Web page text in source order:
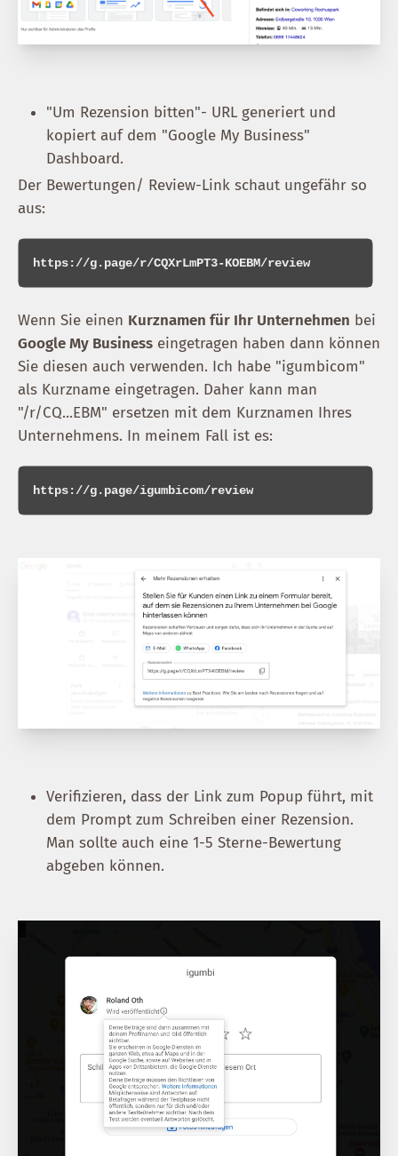
"Um Rezension bitten"- URL generiert und
kopiert auf dem "Google My Business"
Dashboard.
Der Bewertungen/ Review-Link schaut ungefähr so
aus:
Wenn Sie einen Kurznamen für Ihr Unternehmen bei
Google My Business eingetragen haben dann können
Sie diesen auch verwenden. Ich habe "igumbicom"
als Kurzname eingetragen. Daher kann man
"/r/CQ...EBM" ersetzen mit dem Kurznamen Ihres
Unternehmens. In meinem Fall ist es:
Verifizieren, dass der Link zum Popup führt, mit
dem Prompt zum Schreiben einer Rezension.
Man sollte auch eine 1-5 Sterne-Bewertung
abgeben können.